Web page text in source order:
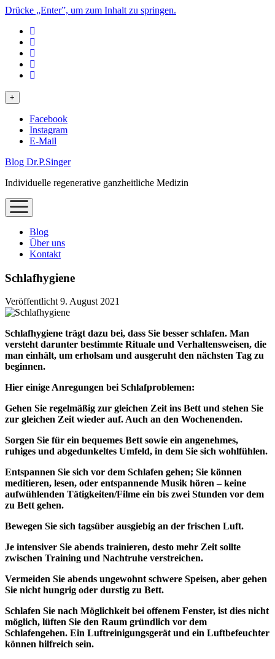
Drücke „Enter”, um zum Inhalt zu springen.
Menü
öffnen
+
Facebook
Instagram
E-Mail
Blog Dr.P.Singer
Individuelle regenerative ganzheitliche Medizin
Menü
öffnen
Blog
Über uns
Kontakt
Schlafhygiene
Veröffentlicht 9. August 2021
Schlafhygiene trägt dazu bei, dass Sie besser schlafen. Man
versteht darunter bestimmte Rituale und Verhaltensweisen, die
man einhält, um erholsam und ausgeruht den nächsten Tag zu
beginnen.
Hier einige Anregungen bei Schlafproblemen:
Gehen Sie regelmäßig zur gleichen Zeit ins Bett und stehen Sie
zur gleichen Zeit wieder auf. Auch an den Wochenenden.
Sorgen Sie für ein bequemes Bett sowie ein angenehmes,
ruhiges und abgedunkeltes Umfeld, in dem Sie sich wohlfühlen.
Entspannen Sie sich vor dem Schlafen gehen; Sie können
meditieren, lesen, oder entspannende Musik hören – keine
aufwühlenden Tätigkeiten/Filme ein bis zwei Stunden vor dem
zu Bett gehen.
Bewegen Sie sich tagsüber ausgiebig an der frischen Luft.
Je intensiver Sie abends trainieren, desto mehr Zeit sollte
zwischen Training und Nachtruhe verstreichen.
Vermeiden Sie abends ungewohnt schwere Speisen, aber gehen
Sie nicht hungrig oder durstig zu Bett.
Schlafen Sie nach Möglichkeit bei offenem Fenster, ist dies nicht
möglich, lüften Sie den Raum gründlich vor dem
Schlafengehen. Ein Luftreinigungsgerät und ein Luftbefeuchter
können hilfreich sein.